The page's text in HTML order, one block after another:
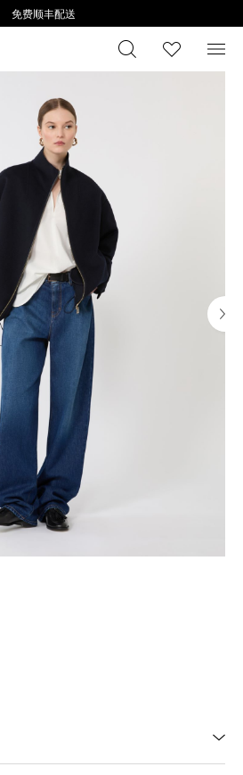
免费顺丰配送
搜索 心愿清
菜